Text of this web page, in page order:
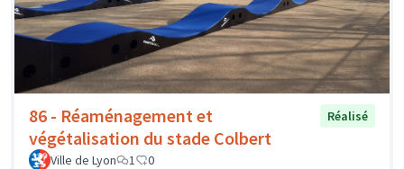
86 - Réaménagement et
végétalisation du stade Colbert
Réalisé
Ville de Lyon 1 0